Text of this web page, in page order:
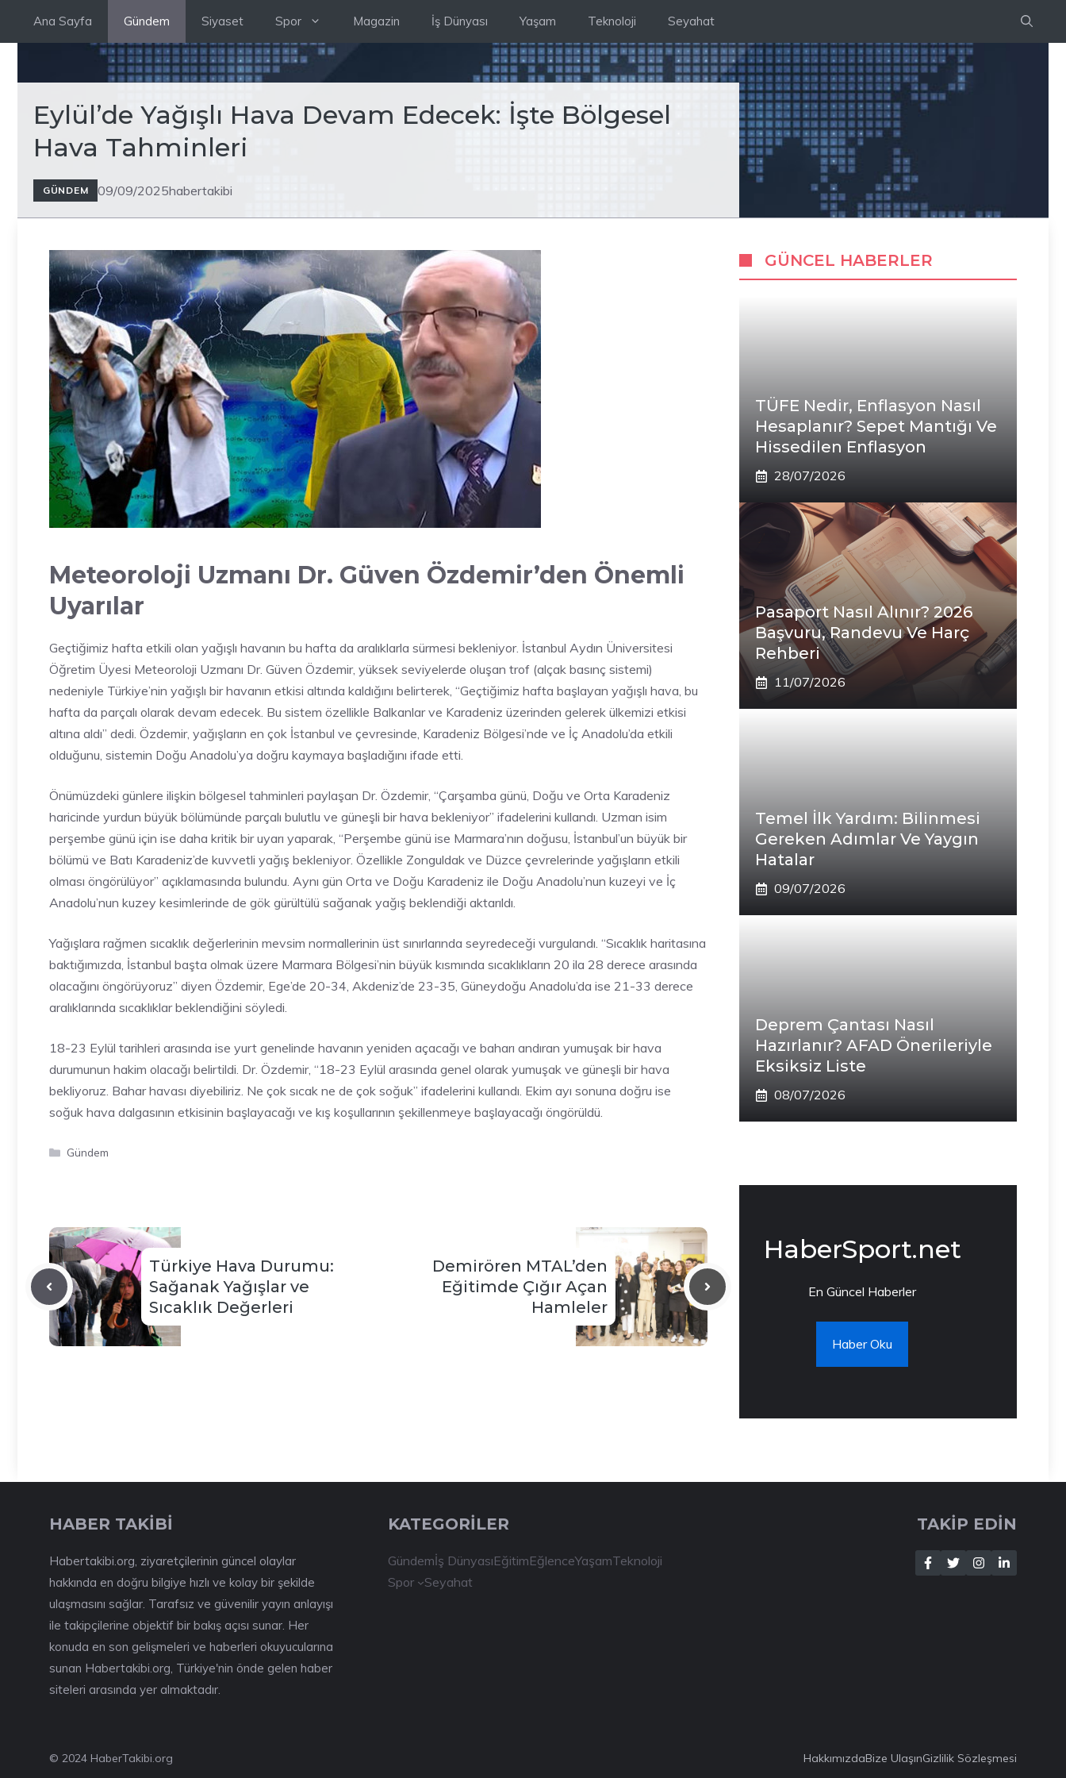
Ana Sayfa Gündem Siyaset Spor Magazin İş Dünyası Yaşam Teknoloji Seyahat
Eylül’de Yağışlı Hava Devam Edecek: İşte Bölgesel
Hava Tahminleri
GÜNDEM 09/09/2025habertakibi
Meteoroloji Uzmanı Dr. Güven Özdemir’den Önemli
Uyarılar
Geçtiğimiz hafta etkili olan yağışlı havanın bu hafta da aralıklarla sürmesi bekleniyor. İstanbul Aydın Üniversitesi
Öğretim Üyesi Meteoroloji Uzmanı Dr. Güven Özdemir, yüksek seviyelerde oluşan trof (alçak basınç sistemi)
nedeniyle Türkiye’nin yağışlı bir havanın etkisi altında kaldığını belirterek, “Geçtiğimiz hafta başlayan yağışlı hava, bu
hafta da parçalı olarak devam edecek. Bu sistem özellikle Balkanlar ve Karadeniz üzerinden gelerek ülkemizi etkisi
altına aldı” dedi. Özdemir, yağışların en çok İstanbul ve çevresinde, Karadeniz Bölgesi’nde ve İç Anadolu’da etkili
olduğunu, sistemin Doğu Anadolu’ya doğru kaymaya başladığını ifade etti.
Önümüzdeki günlere ilişkin bölgesel tahminleri paylaşan Dr. Özdemir, “Çarşamba günü, Doğu ve Orta Karadeniz
haricinde yurdun büyük bölümünde parçalı bulutlu ve güneşli bir hava bekleniyor” ifadelerini kullandı. Uzman isim
perşembe günü için ise daha kritik bir uyarı yaparak, “Perşembe günü ise Marmara’nın doğusu, İstanbul’un büyük bir
bölümü ve Batı Karadeniz’de kuvvetli yağış bekleniyor. Özellikle Zonguldak ve Düzce çevrelerinde yağışların etkili
olması öngörülüyor” açıklamasında bulundu. Aynı gün Orta ve Doğu Karadeniz ile Doğu Anadolu’nun kuzeyi ve İç
Anadolu’nun kuzey kesimlerinde de gök gürültülü sağanak yağış beklendiği aktarıldı.
Yağışlara rağmen sıcaklık değerlerinin mevsim normallerinin üst sınırlarında seyredeceği vurgulandı. “Sıcaklık haritasına
baktığımızda, İstanbul başta olmak üzere Marmara Bölgesi’nin büyük kısmında sıcaklıkların 20 ila 28 derece arasında
olacağını öngörüyoruz” diyen Özdemir, Ege’de 20-34, Akdeniz’de 23-35, Güneydoğu Anadolu’da ise 21-33 derece
aralıklarında sıcaklıklar beklendiğini söyledi.
18-23 Eylül tarihleri arasında ise yurt genelinde havanın yeniden açacağı ve baharı andıran yumuşak bir hava
durumunun hakim olacağı belirtildi. Dr. Özdemir, “18-23 Eylül arasında genel olarak yumuşak ve güneşli bir hava
bekliyoruz. Bahar havası diyebiliriz. Ne çok sıcak ne de çok soğuk” ifadelerini kullandı. Ekim ayı sonuna doğru ise
soğuk hava dalgasının etkisinin başlayacağı ve kış koşullarının şekillenmeye başlayacağı öngörüldü.
Kategoriler
Gündem
Türkiye Hava Durumu:
Sağanak Yağışlar ve
Sıcaklık Değerleri
Demirören MTAL’den
Eğitimde Çığır Açan
Hamleler
GÜNCEL HABERLER
TÜFE Nedir, Enflasyon Nasıl
Hesaplanır? Sepet Mantığı Ve
Hissedilen Enflasyon
28/07/2026
Pasaport Nasıl Alınır? 2026
Başvuru, Randevu Ve Harç
Rehberi
11/07/2026
Temel İlk Yardım: Bilinmesi
Gereken Adımlar Ve Yaygın
Hatalar
09/07/2026
Deprem Çantası Nasıl
Hazırlanır? AFAD Önerileriyle
Eksiksiz Liste
08/07/2026
HaberSport.net
En Güncel Haberler
Haber Oku
HABER TAKİBİ
Habertakibi.org, ziyaretçilerinin güncel olaylar
hakkında en doğru bilgiye hızlı ve kolay bir şekilde
ulaşmasını sağlar. Tarafsız ve güvenilir yayın anlayışı
ile takipçilerine objektif bir bakış açısı sunar. Her
konuda en son gelişmeleri ve haberleri okuyucularına
sunan Habertakibi.org, Türkiye'nin önde gelen haber
siteleri arasında yer almaktadır.
KATEGORİLER
Gündemİş DünyasıEğitimEğlenceYaşamTeknoloji
Spor
Seyahat
TAKİP EDİN
© 2024 HaberTakibi.org HakkımızdaBize UlaşınGizlilik Sözleşmesi